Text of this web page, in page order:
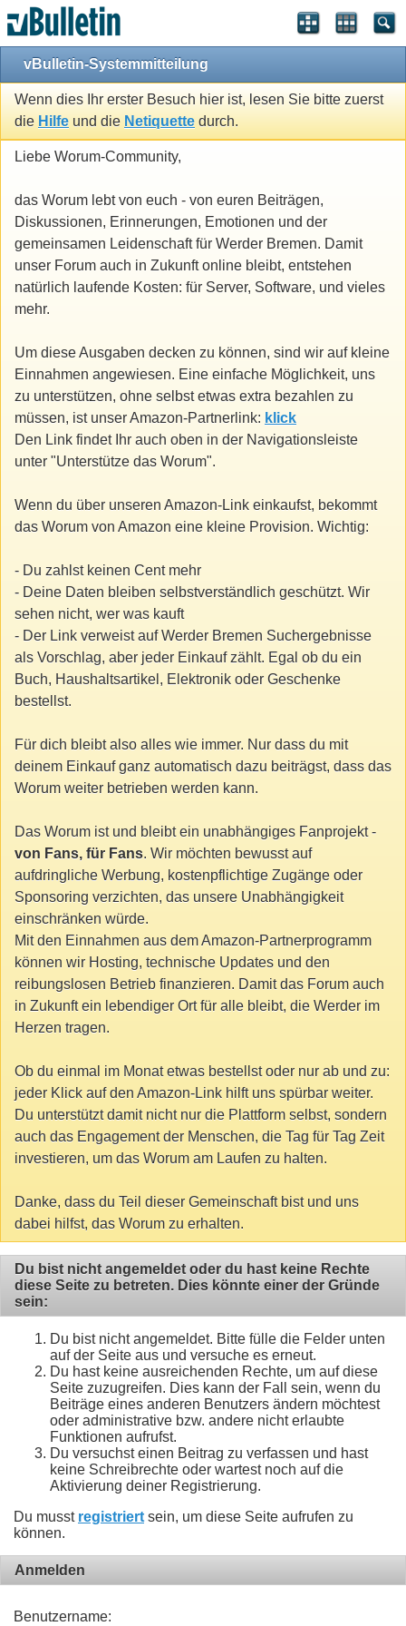
vBulletin-Systemmitteilung
Wenn dies Ihr erster Besuch hier ist, lesen Sie bitte zuerst
die Hilfe und die Netiquette durch.
Liebe Worum-Community,
das Worum lebt von euch - von euren Beiträgen,
Diskussionen, Erinnerungen, Emotionen und der
gemeinsamen Leidenschaft für Werder Bremen. Damit
unser Forum auch in Zukunft online bleibt, entstehen
natürlich laufende Kosten: für Server, Software, und vieles
mehr.
Um diese Ausgaben decken zu können, sind wir auf kleine
Einnahmen angewiesen. Eine einfache Möglichkeit, uns
zu unterstützen, ohne selbst etwas extra bezahlen zu
müssen, ist unser Amazon-Partnerlink: klick
Den Link findet Ihr auch oben in der Navigationsleiste
unter "Unterstütze das Worum".
Wenn du über unseren Amazon-Link einkaufst, bekommt
das Worum von Amazon eine kleine Provision. Wichtig:
- Du zahlst keinen Cent mehr
- Deine Daten bleiben selbstverständlich geschützt. Wir
sehen nicht, wer was kauft
- Der Link verweist auf Werder Bremen Suchergebnisse
als Vorschlag, aber jeder Einkauf zählt. Egal ob du ein
Buch, Haushaltsartikel, Elektronik oder Geschenke
bestellst.
Für dich bleibt also alles wie immer. Nur dass du mit
deinem Einkauf ganz automatisch dazu beiträgst, dass das
Worum weiter betrieben werden kann.
Das Worum ist und bleibt ein unabhängiges Fanprojekt -
von Fans, für Fans. Wir möchten bewusst auf
aufdringliche Werbung, kostenpflichtige Zugänge oder
Sponsoring verzichten, das unsere Unabhängigkeit
einschränken würde.
Mit den Einnahmen aus dem Amazon-Partnerprogramm
können wir Hosting, technische Updates und den
reibungslosen Betrieb finanzieren. Damit das Forum auch
in Zukunft ein lebendiger Ort für alle bleibt, die Werder im
Herzen tragen.
Ob du einmal im Monat etwas bestellst oder nur ab und zu:
jeder Klick auf den Amazon-Link hilft uns spürbar weiter.
Du unterstützt damit nicht nur die Plattform selbst, sondern
auch das Engagement der Menschen, die Tag für Tag Zeit
investieren, um das Worum am Laufen zu halten.
Danke, dass du Teil dieser Gemeinschaft bist und uns
dabei hilfst, das Worum zu erhalten.
Du bist nicht angemeldet oder du hast keine Rechte
diese Seite zu betreten. Dies könnte einer der Gründe
sein:
Du bist nicht angemeldet. Bitte fülle die Felder unten
auf der Seite aus und versuche es erneut.
Du hast keine ausreichenden Rechte, um auf diese
Seite zuzugreifen. Dies kann der Fall sein, wenn du
Beiträge eines anderen Benutzers ändern möchtest
oder administrative bzw. andere nicht erlaubte
Funktionen aufrufst.
Du versuchst einen Beitrag zu verfassen und hast
keine Schreibrechte oder wartest noch auf die
Aktivierung deiner Registrierung.
Du musst registriert sein, um diese Seite aufrufen zu
können.
Anmelden
Benutzername: